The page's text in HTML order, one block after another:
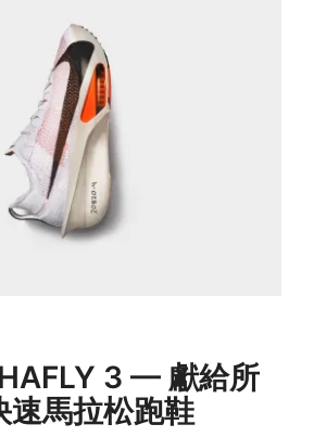
3 — 獻給所
速馬拉松跑鞋